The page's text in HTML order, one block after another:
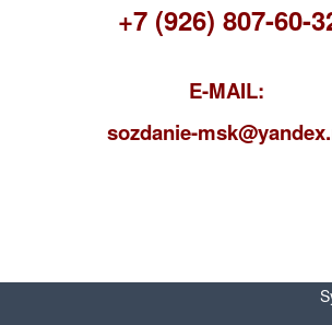
+7 (926) 807-60-
E-MAIL:
sozdanie-